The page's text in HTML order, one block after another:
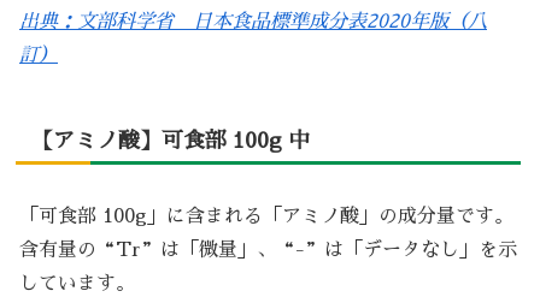
出典：文部科学省 日本食品標準成分表2020年版（八
訂）
【アミノ酸】可食部 100g 中
「可食部 100g」に含まれる「アミノ酸」の成分量です。
含有量の“Tr”は「微量」、“-”は「データなし」を示
しています。